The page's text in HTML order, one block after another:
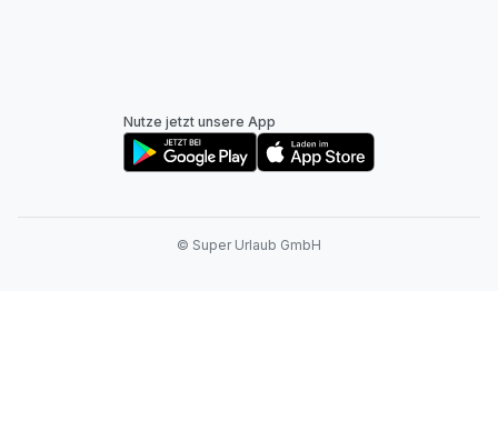
Nutze jetzt unsere App
© Super Urlaub GmbH